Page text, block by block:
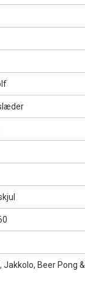
Jakkolo, Beer Pong &